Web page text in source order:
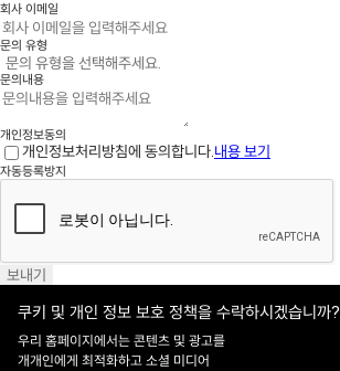
회사 이메일
문의 유형
문의내용
개인정보동의
개인정보처리방침에 동의합니다. 내용 보기
자동등록방지
보내기
홈페이지 이용약관 · 개인정보처리방침
쿠키 및 개인 정보 보호 정책을 수락하시겠습니까?
우리 홈페이지에서는 콘텐츠 및 광고를
개개인에게 최적화하고 소셜 미디어